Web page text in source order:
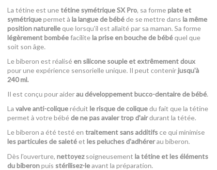
La tétine est unetétine symétrique SX Pro, sa formeplate et
symétriquepermet à la langue de bébéde se mettre dans la même
position naturelleque lorsqu'il est allaité par sa maman. Sa forme
légèrement bombéefacilitela prise en bouche de bébéquel que
soit son âge.
Le biberon est réalisé en silicone souple et extrêmement doux
pour une expérience sensorielle unique. Il peut contenirjusqu'à
240 ml.
Il est conçu pour aiderau développement bucco-dentaire de bébé.
La valve anti-coliqueréduit le risque de coliquedu fait que la tétine
permet à votre bébé de ne pas avaler trop d'airdurant la tétée.
Le biberon a été testé en traitement sans additifsce qui minimise
les particules de saleté et les peluches d'adhérerau biberon.
Dès l'ouverture, nettoyezsoigneusement la tétine et les éléments
du biberonpuis stérilisez-leavant la préparation.